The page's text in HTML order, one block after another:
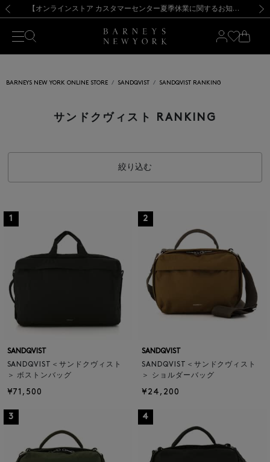
新規登録のお客様も対象！＜MY BARNEYS＞会員のお客様は11,000円（税込）以上のお買上げで常時送料無料！お買い物の際は会員登録を！
【夏季休業に伴う出荷一時停止のお知らせ】(2026.8.7) 【オンラインストア カスタマーセンター夏季休業に関するお知らせ】（2026.8.7）
【夏季休業に伴う返品・交換承り一時停止のお知らせ】（2026.8.5）
熊本県を中心とした地震の影響によるお荷物のお届けについて
【開催中】SUMMER SALEのご案内・ご注意事項 新規登録のお客様も対象！＜MY BARNEYS＞会員のお客様は11,000円（税込）以上のお買上げで常時送料無料！お買い物の際は会員登録を！
【夏季休業に伴う出荷一時停止のお知らせ】(2026.8.7)
BARNEYS NEW YORK ONLINE STORE SANDQVIST SANDQVIST RANKING
サンドクヴィスト RANKING
絞り込む
1
SANDQVIST
SANDQVIST＜サンドクヴィスト
＞ ボストンバッグ
¥71,500
2
SANDQVIST
SANDQVIST＜サンドクヴィスト
＞ ショルダーバッグ
¥24,200
3 4